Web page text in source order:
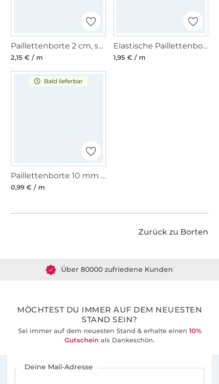
Paillettenborte 2 cm, schwarz
2,15 € / m
Elastische Paillettenborte 30 mm weiss
1,95 € / m
Bald lieferbar
Paillettenborte 10 mm schwarz
0,99 € / m
Zurück zu Borten
Über 80000 zufriedene Kunden
MÖCHTEST DU IMMER AUF DEM NEUESTEN
STAND SEIN?
Sei immer auf dem neuesten Stand & erhalte einen 10%
Gutschein als Dankeschön.
Deine Mail-Adresse